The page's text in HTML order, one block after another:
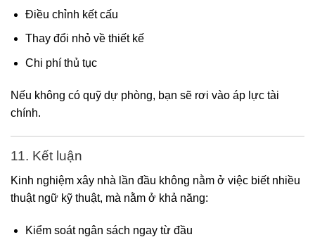
Điều chỉnh kết cấu
Thay đổi nhỏ về thiết kế
Chi phí thủ tục
Nếu không có quỹ dự phòng, bạn sẽ rơi vào áp lực tài
chính.
11. Kết luận
Kinh nghiệm xây nhà lần đầu không nằm ở việc biết nhiều
thuật ngữ kỹ thuật, mà nằm ở khả năng:
Kiểm soát ngân sách ngay từ đầu